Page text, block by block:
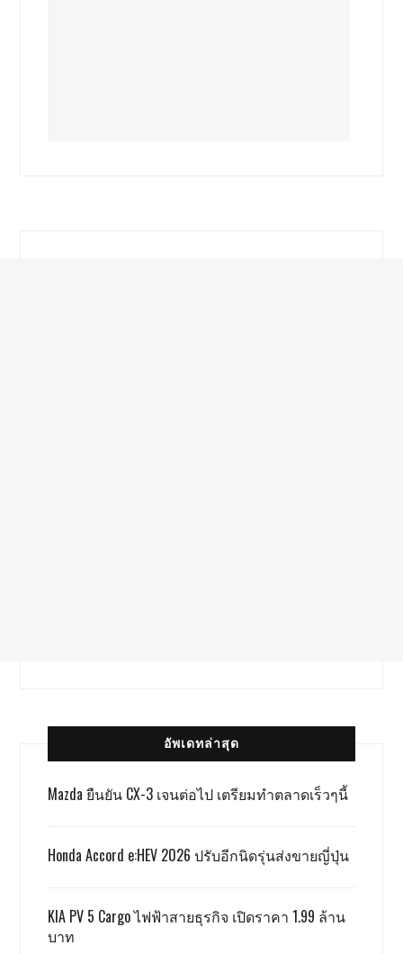
อัพเดทล่าสุด
Mazda ยืนยัน CX-3 เจนต่อไป เตรียมทำตลาดเร็วๆนี้
Honda Accord e:HEV 2026 ปรับอีกนิดรุ่นส่งขายญี่ปุ่น
KIA PV 5 Cargo ไฟฟ้าสายธุรกิจ เปิดราคา 1.99 ล้าน
บาท